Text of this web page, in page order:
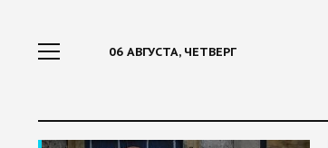
06 АВГУСТА, ЧЕТВЕРГ